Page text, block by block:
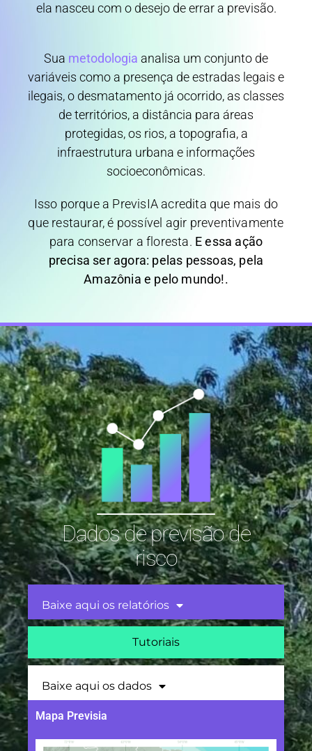
ela nasceu com o desejo de errar a previsão.
Sua metodologia analisa um conjunto de
variáveis como a presença de estradas legais e
ilegais, o desmatamento já ocorrido, as classes
de territórios, a distância para áreas
protegidas, os rios, a topografia, a
infraestrutura urbana e informações
socioeconômicas.
Isso porque a PrevisIA acredita que mais do
que restaurar, é possível agir preventivamente
para conservar a floresta. E essa ação
precisa ser agora: pelas pessoas, pela
Amazônia e pelo mundo!.
Dados de previsão de
risco
Baixe aqui os relatórios
Tutoriais
Baixe aqui os dados
Mapa Previsia